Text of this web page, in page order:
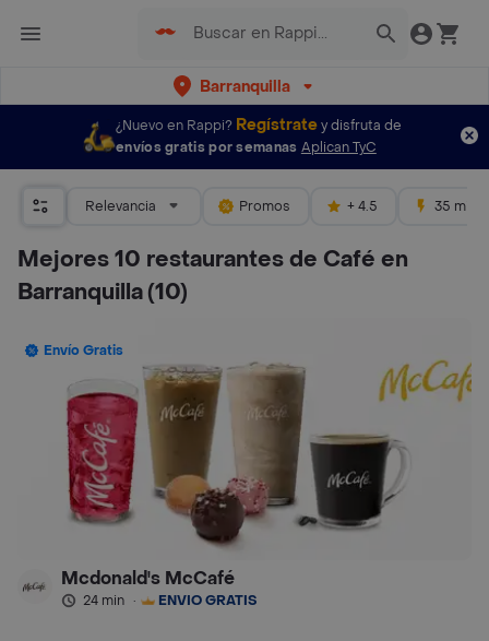
Barranquilla
¿Nuevo en Rappi? Regístratey disfruta de
envíos gratis por semanas Aplican TyC
Relevancia Promos + 4.5 35 mins
Mejores 10 restaurantes de Café en
Barranquilla(10)
Envío Gratis
Mcdonald's McCafé
24 min · ENVÍO GRATIS